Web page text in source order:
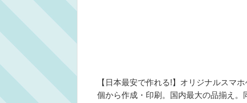
【日本最安で作れる!】オリジナルスマ
個から作成・印刷。国内最大の品揃え。